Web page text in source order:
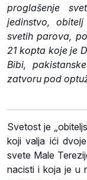
proglašenje
jedinstvo,
svetih parova,
21 kopta koje je
Bibi,
zatvoru pod
Svetost je
koji valja ići
svete Male
nacisti i koja je u